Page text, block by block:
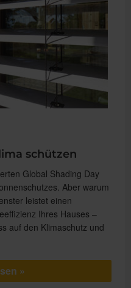
schützen
Global Shading Day
Aber warum
leistet einen
Ihres Hauses –
auf den Klimaschutz und